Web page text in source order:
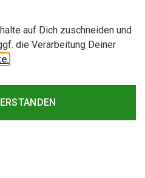
auf Dich zuschneiden und
die Verarbeitung Deiner